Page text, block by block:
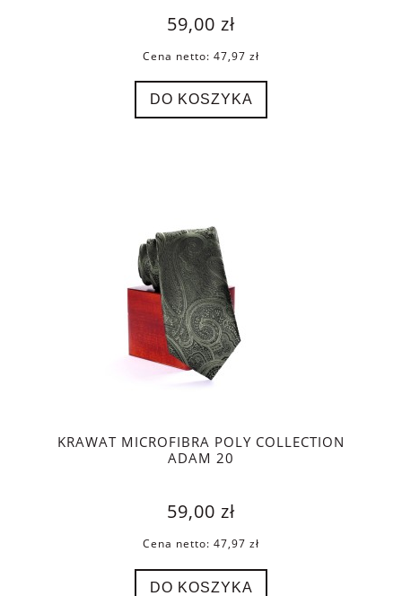
59,00 zł
Cena netto: 47,97 zł
DO KOSZYKA
KRAWAT MICROFIBRA POLY COLLECTION
ADAM 20
59,00 zł
Cena netto: 47,97 zł
DO KOSZYKA